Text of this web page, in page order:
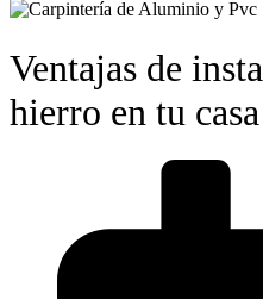
Ventajas de
hierro en tu casa